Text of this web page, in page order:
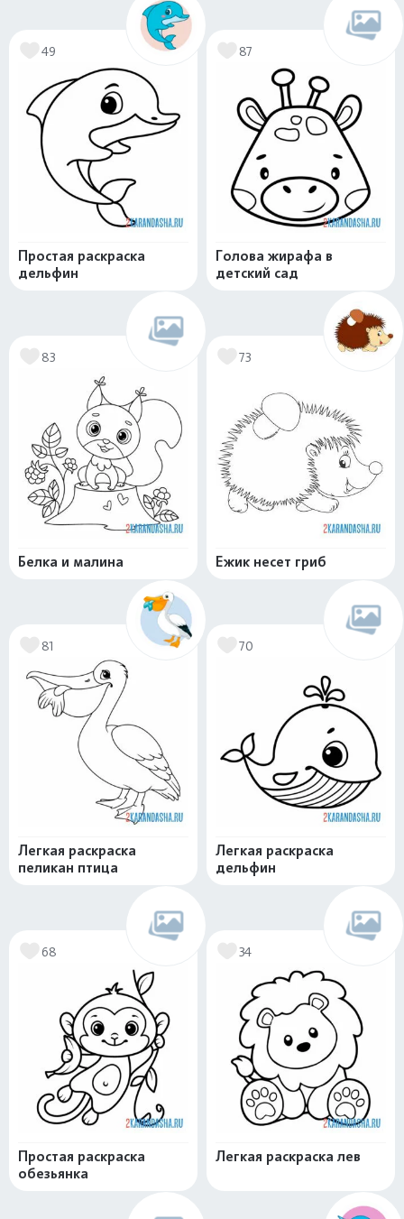
49
Простая раскраска
дельфин
87
Голова жирафа в
детский сад
83
Белка и малина
73
Ежик несет гриб
81
Легкая раскраска
пеликан птица
70
Легкая раскраска
дельфин
68
Простая раскраска
обезьянка
34
Легкая раскраска лев